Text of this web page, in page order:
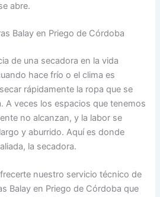
abre.
Balay en Priego de Córdoba
de una secadora en la vida
hace frío o el clima es
rápidamente la ropa que se
A veces los espacios que tenemos
no alcanzan, y la labor se
y aburrido. Aquí es donde
la secadora.
nuestro servicio técnico de
Balay en Priego de Córdoba que